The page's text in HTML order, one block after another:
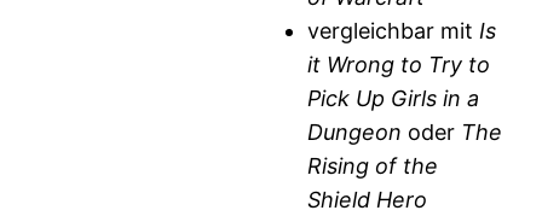
vergleichbar mit Is
it Wrong to Try to
Pick Up Girls in a
Dungeon oder The
Rising of the
Shield Hero